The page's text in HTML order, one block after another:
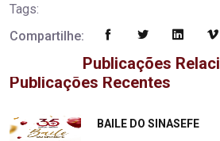
Tags:
Compartilhe:
Publicações
Publicações Recentes
BAILE DO SINASEFE